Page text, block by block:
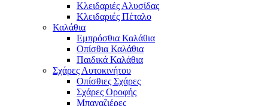
Κλειδαριές Αλυσίδας
Κλειδαριές Πέταλο
Καλάθια
Εμπρόσθια Καλάθια
Οπίσθια Καλάθια
Παιδικά Καλάθια
Σχάρες Αυτοκινήτου
Οπίσθιες Σχάρες
Σχάρες Οροφής
Μπαγαζιέρες